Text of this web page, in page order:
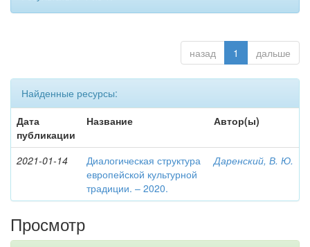
назад 1 дальше
Найденные ресурсы:
Дата
публикации
Название Автор(ы)
2021-01-14
Диалогическая структура
европейской культурной
традиции. – 2020.
Даренский, В. Ю.
Просмотр